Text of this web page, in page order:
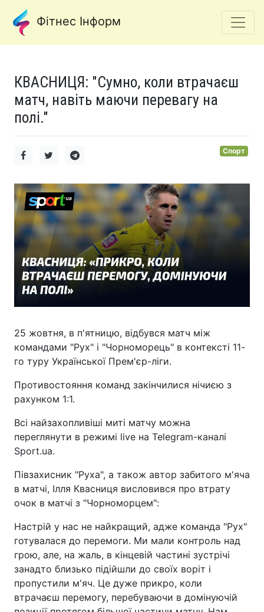
Фітнес Інформ
КВАСНИЦЯ: "Сумно, коли втрачаєш
матч, навіть маючи перевагу на
полі."
Спорт
25 жовтня, в п'ятницю, відбувся матч між
командами "Рух" і "Чорноморець" в контексті 11-
го туру Української Прем'єр-ліги.
Противостояння команд закінчилися нічиєю з
рахунком 1:1.
Всі найзахопливіші миті матчу можна
переглянути в режимі live на Telegram-каналі
Sport.ua.
Півзахисник "Руха", а також автор забитого м'яча
в матчі, Ілля Квасниця висловився про втрату
очок в матчі з "Чорноморцем":
Настрій у нас не найкращий, адже команда "Рух"
готувалася до перемоги. Ми мали контроль над
грою, але, на жаль, в кінцевій частині зустрічі
занадто близько підійшли до своїх воріт і
пропустили м'яч. Це дуже прикро, коли
втрачаєш перемогу, перебуваючи в домінуючій